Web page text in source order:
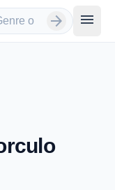
arrow_forward menu